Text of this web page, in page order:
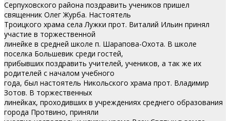
Серпуховского района поздравить учеников пришел
священник Олег Журба. Настоятель
Троицкого храма села Лужки прот. Виталий Ильин принял
участие в торжественной
линейке в средней школе п. Шарапова-Охота. В школе
поселка Большевик среди гостей,
прибывших поздравить учителей, учеников, а так же их
родителей с началом учебного
года, был настоятель Никольского храма прот. Владимир
Зотов. В торжественных
линейках, проходивших в учреждениях среднего образования
города Протвино, приняли